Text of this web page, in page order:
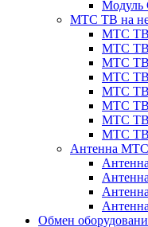
Модуль
МТС ТВ на
МТС ТВ
МТС ТВ
МТС ТВ
МТС ТВ
МТС ТВ
МТС ТВ
МТС ТВ
МТС ТВ
Антенна
Обмен